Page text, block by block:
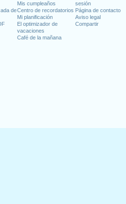
de
Mis cumpleaños
Centro de recordatorios
Mi planificación
El optimizador de
vacaciones
Café de la mañana
sesión
Página de contacto
Aviso legal
Compartir